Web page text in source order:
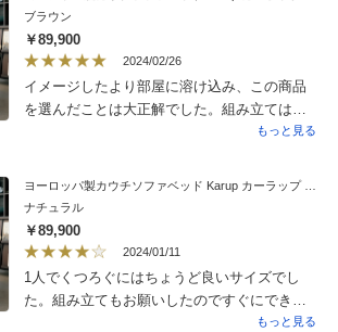
が舐めてしまい、自宅の六角レンチを使いし
のぎました。出来上がった時は喜びもひとし
おでした。クッションやソファー部分の素材
がしっかりとしていて固めの座り心地がイ
メージ通りでした。ソファーからベッドにす
るジョイント部分もスムーズで動かしやすい
ブラウン
￥89,900
2024/02/26
イメージしたより部屋に溶け込み、この商品
を選んだことは大正解でした。組み立ては依
頼しました。男性２人組で４０分ほどで完
れに体がに届かず楽ではなかったのですが、
この商品にはクッションが4つついてますの
で、背もたれに２つずつで快適です。すのこ
に厚い座布団を乗せたような構造ですので、
小さいお子様がジャンプするのには向かない
ですね。表示で勘違いしたのは、身障者には
組み立てサービスとあり、喜んでお願いしま
もっと見る
ナチュラル
￥89,900
2024/01/11
1人でくつろぐにはちょうど良いサイズでし
た。組み立てもお願いしたのですぐにできま
した。デニムな感じの生地もカジュアルで可
もっと見る